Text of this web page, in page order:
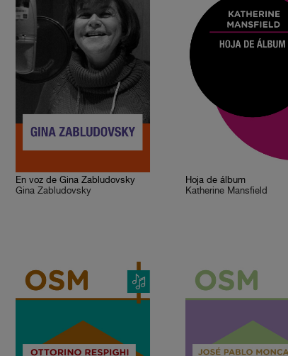
En voz de Gina Zabludovsky
Gina Zabludovsky
Hoja de álbum
Katherine Mansfield